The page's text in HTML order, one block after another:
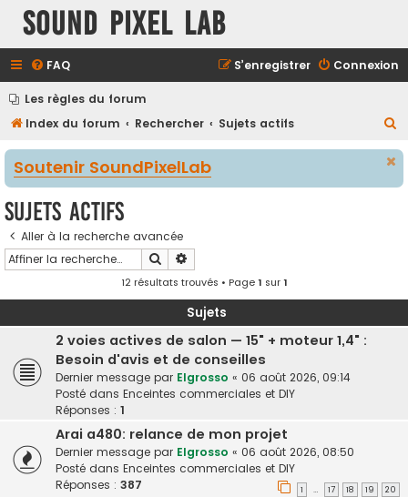
Sound Pixel Lab
FAQ Connexion
S’enregistrer
Les règles du forum
Index du forum
Rechercher Sujets actifs
e
Soutenir SoundPixelLab
Sujets actifs
Aller à la recherche avancée
Rechercher
12 résultats trouvés • Page1 sur1
Sujets
2 voies actives de salon — 15" + moteur 1,4" :
Besoin d'avis et de conseilles
Dernier message par Elgrosso « 06 août 2026, 09:14
Posté dans Enceintes commerciales et DIY
Réponses : 1
Arai a480: relance de mon projet
Dernier message par Elgrosso « 06 août 2026, 08:50
Posté dans Enceintes commerciales et DIY
Réponses : 387 1 … 17 18 19 20